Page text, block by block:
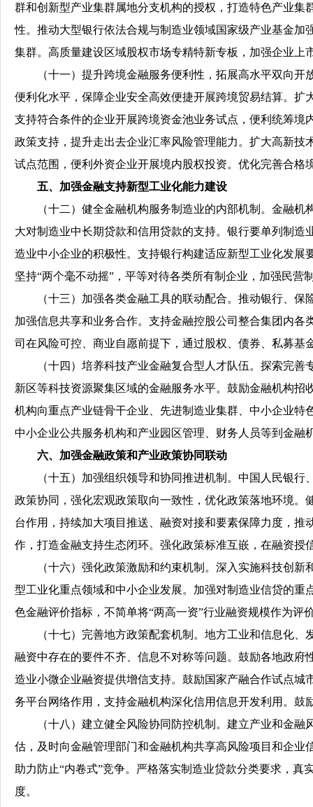
群和创新型产业集群属地分支机构的授权，打造特色产业
性。推动大型银行依法合规与制造业领域国家级产业基金
集群。高质量建设区域股权市场专精特新专板，加强企业上
（十一）提升跨境金融服务便利性，拓展高水平双向开
便利化水平，保障企业安全高效便捷开展跨境贸易结算。
支持符合条件的企业开展跨境资金池业务试点，便利统筹
政策支持，提升走出去企业汇率风险管理能力。扩大高新
试点范围，便利外资企业开展境内股权投资。优化完善合
五、加强金融支持新型工业化能力建设
（十二）健全金融机构服务制造业的内部机制。金融机
大对制造业中长期贷款和信用贷款的支持。银行要单列制
造业中小企业的积极性。支持银行构建适应新型工业化发
坚持“两个毫不动摇”，平等对待各类所有制企业，加强民营
（十三）加强各类金融工具的联动配合。推动银行、保
加强信息共享和业务合作。支持金融控股公司整合集团内
司在风险可控、商业自愿前提下，通过股权、债券、私募
（十四）培养科技产业金融复合型人才队伍。探索完善
新区等科技资源聚集区域的金融服务水平。鼓励金融机构
机构向重点产业链骨干企业、先进制造业集群、中小企业
中小企业公共服务机构和产业园区管理、财务人员等到金
六、加强金融政策和产业政策协同联动
（十五）加强组织领导和协同推进机制。中国人民银行
政策协同，强化宏观政策取向一致性，优化政策落地环境
台作用，持续加大项目推送、融资对接和要素保障力度，
作，打造金融支持生态闭环。强化政策标准互嵌，在融资
（十六）强化政策激励和约束机制。深入实施科技创新
型工业化重点领域和中小企业发展。加强对制造业信贷的
色金融评价指标，不简单将“两高一资”行业融资规模作为评
（十七）完善地方政策配套机制。地方工业和信息化、
融资中存在的要件不齐、信息不对称等问题。鼓励各地政
造业小微企业融资提供增信支持。鼓励国家产融合作试点
务平台网络作用，支持金融机构深化信用信息开发利用。
（十八）建立健全风险协同防控机制。建立产业和金融
估，及时向金融管理部门和金融机构共享高风险项目和企
助力防止“内卷式”竞争。严格落实制造业贷款分类要求，
度。